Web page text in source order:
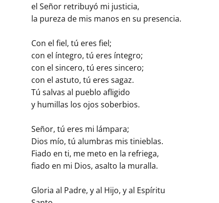
el Señor retribuyó mi justicia,
la pureza de mis manos en su presencia.
Con el fiel, tú eres fiel;
con el íntegro, tú eres íntegro;
con el sincero, tú eres sincero;
con el astuto, tú eres sagaz.
Tú salvas al pueblo afligido
y humillas los ojos soberbios.
Señor, tú eres mi lámpara;
Dios mío, tú alumbras mis tinieblas.
Fiado en ti, me meto en la refriega,
fiado en mi Dios, asalto la muralla.
Gloria al Padre, y al Hijo, y al Espíritu